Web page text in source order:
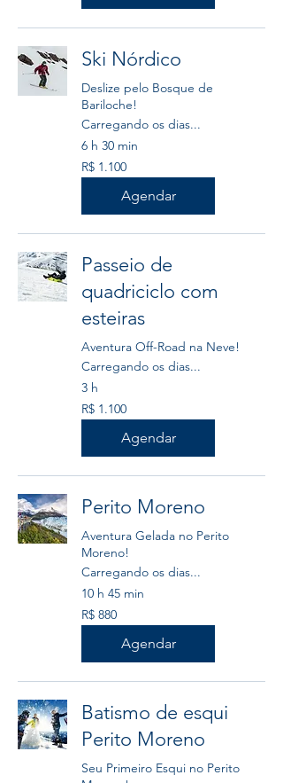
Ski Nórdico
Deslize pelo Bosque de
Bariloche!
Carregando os dias...
6 h 30 min
1.100
Reais
brasileiros
R$ 1.100
Agendar
Passeio de
quadriciclo com
esteiras
Aventura Off-Road na Neve!
Carregando os dias...
3 h
1.100
Reais
brasileiros
R$ 1.100
Agendar
Perito Moreno
Aventura Gelada no Perito
Moreno!
Carregando os dias...
10 h 45 min
880
Reais
brasileiros
R$ 880
Agendar
Batismo de esqui
Perito Moreno
Seu Primeiro Esqui no Perito